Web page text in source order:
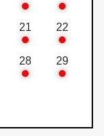
21 22
28 29